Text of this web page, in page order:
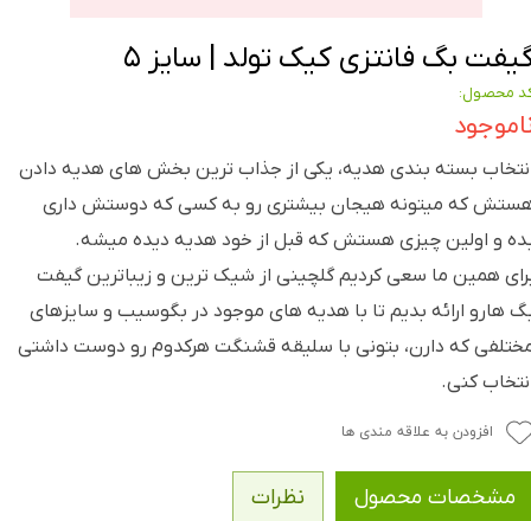
بگ فانتزی کیک تولد | سایز ۵
محصول:
بسته بندی هدیه، یکی از جذاب ترین بخش های هدیه دادن
که میتونه هیجان بیشتری رو به کسی که دوستش داری
و اولین چیزی هستش که قبل از خود هدیه دیده میشه.
همین ما سعی کردیم گلچینی از شیک ترین و زیباترین گیفت
هارو ارائه بدیم تا با هدیه های موجود در بگوسیب و سایزهای
که دارن، بتونی با سلیقه قشنگت هرکدوم رو دوست داشتی
کنی.
افزودن به علاقه مندی ها
مشخصات محصول نظرات